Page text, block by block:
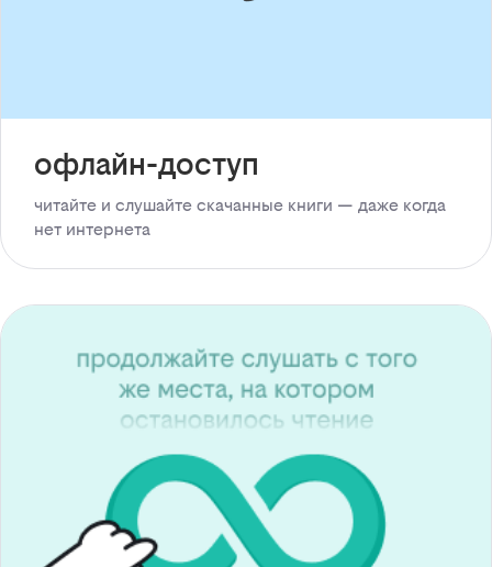
офлайн-доступ
читайте и слушайте скачанные книги — даже когда
нет интернета